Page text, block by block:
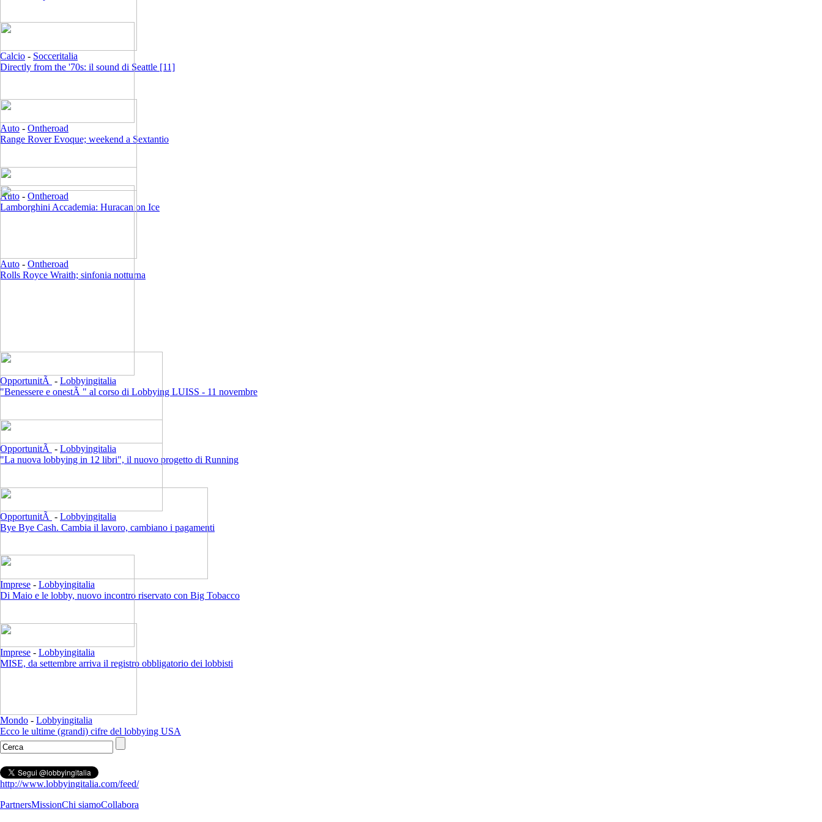
Calcio - Socceritalia
Directly from the '70s: il sound di Seattle [11]
Auto - Ontheroad
Range Rover Evoque; weekend a Sextantio
Auto - Ontheroad
Lamborghini Accademia: Huracan on Ice
Auto - Ontheroad
Rolls Royce Wraith; sinfonia notturna
OpportunitÃ - Lobbyingitalia
"Benessere e onestÃ " al corso di Lobbying LUISS - 11 novembre
OpportunitÃ - Lobbyingitalia
"La nuova lobbying in 12 libri", il nuovo progetto di Running
OpportunitÃ - Lobbyingitalia
Bye Bye Cash. Cambia il lavoro, cambiano i pagamenti
Imprese - Lobbyingitalia
Di Maio e le lobby, nuovo incontro riservato con Big Tobacco
Imprese - Lobbyingitalia
MISE, da settembre arriva il registro obbligatorio dei lobbisti
Mondo - Lobbyingitalia
Ecco le ultime (grandi) cifre del lobbying USA
http://www.lobbyingitalia.com/feed/
PartnersMissionChi siamoCollabora